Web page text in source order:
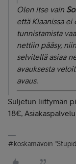
Olen itse vain
että Klaanissa ei
tunnistamista
nettiin pääsy,
selvitellä asiaa
avauksesta
avaus.
Suljetun liittymän
18€,
#koskamävoin